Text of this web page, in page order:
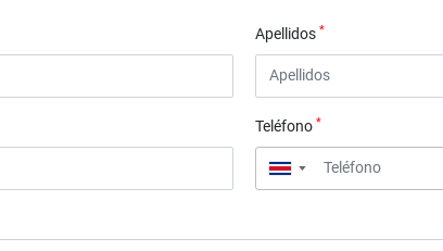
Apellidos *
Teléfono *
▼